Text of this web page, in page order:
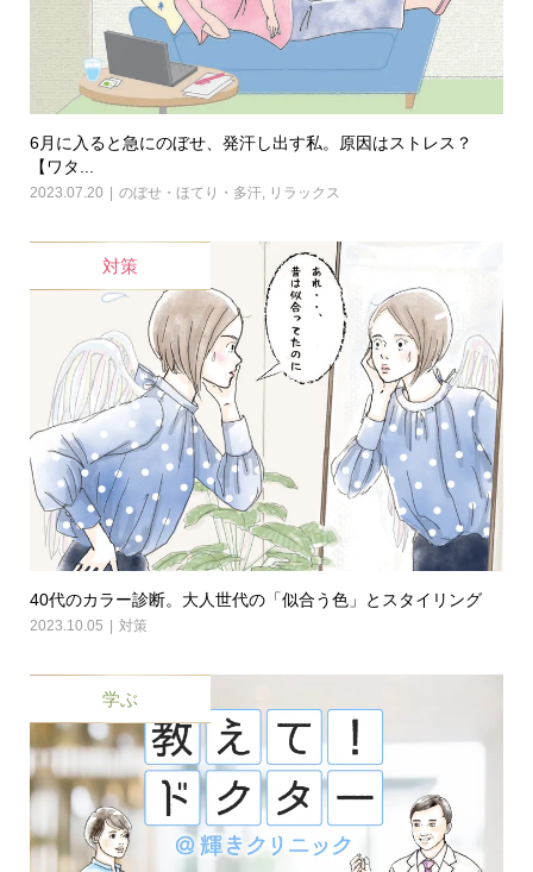
6月に入ると急にのぼせ、発汗し出す私。原因はストレス？
【ワタ...
2023.07.20 のぼせ・ほてり・多汗, リラックス
対策
40代のカラー診断。大人世代の「似合う色」とスタイリング
2023.10.05 対策
学ぶ